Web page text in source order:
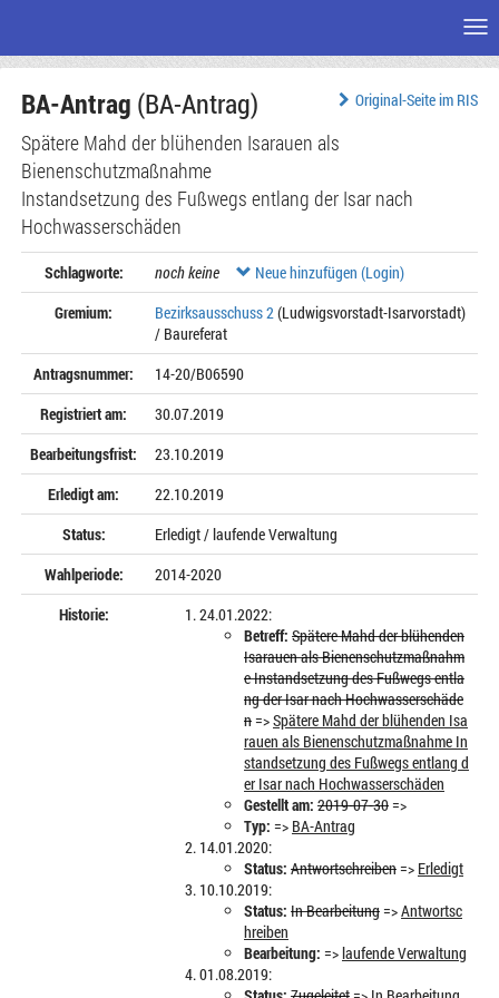
Seiteninhalt
Original-Seite im RIS
BA-Antrag (BA-Antrag)
Spätere Mahd der blühenden Isarauen als
Bienenschutzmaßnahme
Instandsetzung des Fußwegs entlang der Isar nach
Hochwasserschäden
Schlagworte: noch keine
Neue hinzufügen (Login)
Gremium:
Bezirksausschuss 2(Ludwigsvorstadt-Isarvorstadt)
/ Baureferat
Antragsnummer:
14-20/B06590
Registriert am:
30.07.2019
Bearbeitungsfrist:
23.10.2019
Erledigt am:
22.10.2019
Status:
Erledigt / laufende Verwaltung
Wahlperiode:
2014-2020
Historie:
24.01.2022:
Betreff: Spätere Mahd der blühenden
Isarauen als Bienenschutzmaßnahm
e Instandsetzung des Fußwegs entla
ng der Isar nach Hochwasserschäde
n=>Spätere Mahd der blühenden Isa
rauen als Bienenschutzmaßnahme In
standsetzung des Fußwegs entlang d
er Isar nach Hochwasserschäden
Gestellt am: 2019-07-30=>
Typ: => BA-Antrag
14.01.2020:
Status: Antwortschreiben=> Erledigt
10.10.2019:
Status: In Bearbeitung=>Antwortsc
hreiben
Bearbeitung: =>laufende Verwaltung
01.08.2019: